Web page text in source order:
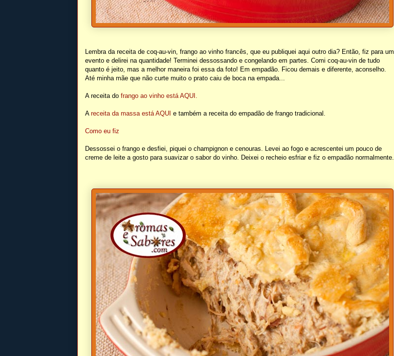
Lembra da receita de coq-au-vin, frango ao vinho francês, que eu publiquei aqui outro dia? Então, fiz para um
evento e delirei na quantidade! Terminei dessossando e congelando em partes. Comi coq-au-vin de tudo
quanto é jeito, mas a melhor maneira foi essa da foto! Em empadão. Ficou demais e diferente, aconselho.
Até minha mãe que não curte muito o prato caiu de boca na empada...
A receita do frango ao vinho está AQUI.
A receita da massa está AQUI e também a receita do empadão de frango tradicional.
Como eu fiz
Dessossei o frango e desfiei, piquei o champignon e cenouras. Levei ao fogo e acrescentei um pouco de
creme de leite a gosto para suavizar o sabor do vinho. Deixei o recheio esfriar e fiz o empadão normalmente.